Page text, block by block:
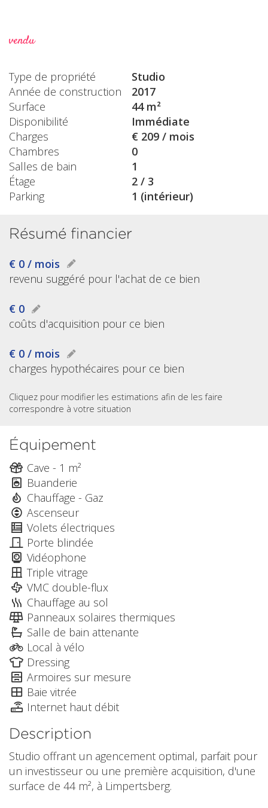
vendu
Type de propriété
Studio
Année de construction
2017
Surface
44 m²
Disponibilité
Immédiate
Charges
€ 209 / mois
Chambres
0
Salles de bain
1
Étage
2 / 3
Parking
1 (intérieur)
Résumé financier
€ 0 / mois
revenu suggéré pour l'achat de ce bien
€ 0
coûts d'acquisition pour ce bien
€ 0 / mois
charges hypothécaires pour ce bien
Cliquez pour modifier les estimations afin de les faire
correspondre à votre situation
Équipement
Cave - 1 m²
Buanderie
Chauffage - Gaz
Ascenseur
Volets électriques
Porte blindée
Vidéophone
Triple vitrage
VMC double-flux
Chauffage au sol
Panneaux solaires thermiques
Salle de bain attenante
Local à vélo
Dressing
Armoires sur mesure
Baie vitrée
Internet haut débit
Description
Studio offrant un agencement optimal, parfait pour
un investisseur ou une première acquisition, d'une
surface de 44 m², à Limpertsberg.